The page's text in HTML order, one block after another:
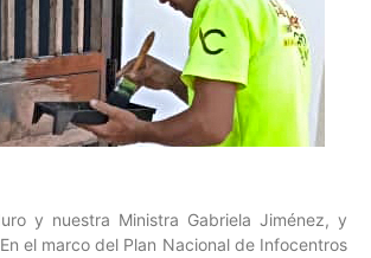
y nuestra Ministra Gabriela Jiménez, y
el marco del Plan Nacional de Infocentros